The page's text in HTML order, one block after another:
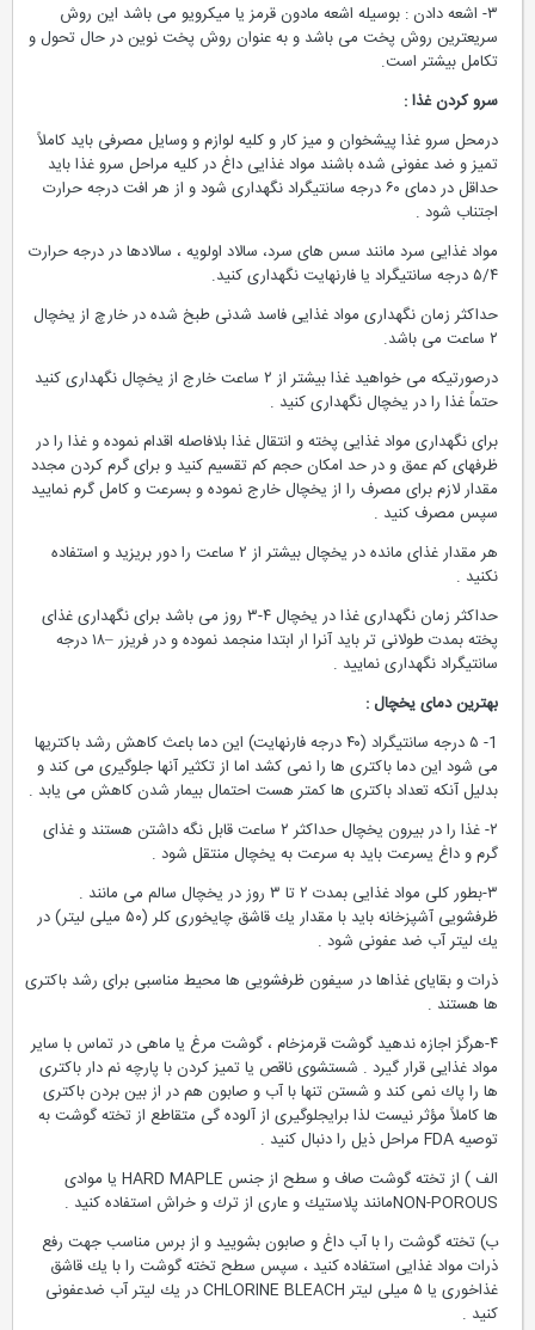
۳- اشعه دادن : بوسیله اشعه مادون قرمز یا میكرویو می باشد این روش
سریعترین روش پخت می باشد و به عنوان روش پخت نوین در حال تحول و
تكامل بیشتر است.
سرو كردن غذا:
درمحل سرو غذا پیشخوان و میز كار و كلیه لوازم و وسایل مصرفی باید كاملاً
تمیز و ضد عفونی شده باشند مواد غذایی داغ در كلیه مراحل سرو غذا باید
حداقل در دمای ۶۰ درجه سانتیگراد نگهداری شود و از هر افت درجه حرارت
اجتناب شود .
مواد غذایی سرد مانند سس های سرد، سالاد اولویه ، سالادها در درجه حرارت
۵/۴ درجه سانتیگراد یا فارنهایت نگهداری كنید.
حداكثر زمان نگهداری مواد غذایی فاسد شدنی طبخ شده در خارچ از یخچال
درصورتیكه می خواهید غذا بیشتر از ۲ ساعت خارج از یخچال نگهداری كنید
حتماً غذا را در یخچال نگهداری كنید .
برای نگهداری مواد غذایی پخته و انتقال غذا بلافاصله اقدام نموده و غذا را در
ظرفهای كم عمق و در حد امكان حجم كم تقسیم كنید و برای گرم كردن مجدد
مقدار لازم برای مصرف را از یخچال خارج نموده و بسرعت و كامل گرم نمایید
سپس مصرف كنید .
هر مقدار غذای مانده در یخچال بیشتر از ۲ ساعت را دور بریزید و استفاده
نكنید .
حداكثر زمان نگهداری غذا در یخچال ۴-۳ روز می باشد برای نگهداری غذای
پخته بمدت طولانی تر باید آنرا ار ابتدا منجمد نموده و در فریزر –۱۸ درجه
سانتیگراد نگهداری نمایید .
بهترین دمای یخچال :
1- ۵ درجه سانتیگراد (۴۰ درجه فارنهایت) این دما باعث كاهش رشد باكتریها
می شود این دما باكتری ها را نمی كشد اما از تكثیر آنها جلوگیری می كند و
بدلیل آنكه تعداد باكتری ها كمتر هست احتمال بیمار شدن كاهش می یابد .
۲- غذا را در بیرون یخچال حداكثر ۲ ساعت قابل نگه داشتن هستند و غذای
گرم و داغ یسرعت باید به سرعت به یخچال منتقل شود .
۳-بطور كلی مواد غذایی بمدت ۲ تا ۳ روز در یخچال سالم می مانند .
ظرفشویی آشپزخانه باید با مقدار یك قاشق چایخوری كلر (۵۰ میلی لیتر) در
یك لیتر آب ضد عفونی شود .
ذرات و بقایای غذاها در سیفون ظرفشویی ها محیط مناسبی برای رشد باكتری
ها هستند .
۴-هرگز اجازه ندهید گوشت قرمزخام ، گوشت مرغ یا ماهی در تماس با سایر
مواد غذایی قرار گیرد . شستشوی ناقص یا تمیز كردن با پارچه نم دار باكتری
ها را پاك نمی كند و شستن تنها با آب و صابون هم در از بین بردن باكتری
ها كاملاً مؤثر نیست لذا برایجلوگیری از آلوده گی متقاطع از تخته گوشت به
توصیه FDA مراحل ذیل را دنبال كنید .
الف ) از تخته گوشت صاف و سطح از جنس HARD MAPLE یا موادی
NON-POROUSمانند پلاستیك و عاری از ترك و خراش استفاده كنید .
ب) تخته گوشت را با آب داغ و صابون بشویید و از برس مناسب جهت رفع
ذرات مواد غذایی استفاده كنید ، سپس سطح تخته گوشت را با یك قاشق
غذاخوری یا ۵ میلی لیتر CHLORINE BLEACH در یك لیتر آب ضدعفونی
كنید .